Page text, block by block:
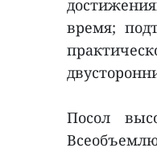
время;
Посол